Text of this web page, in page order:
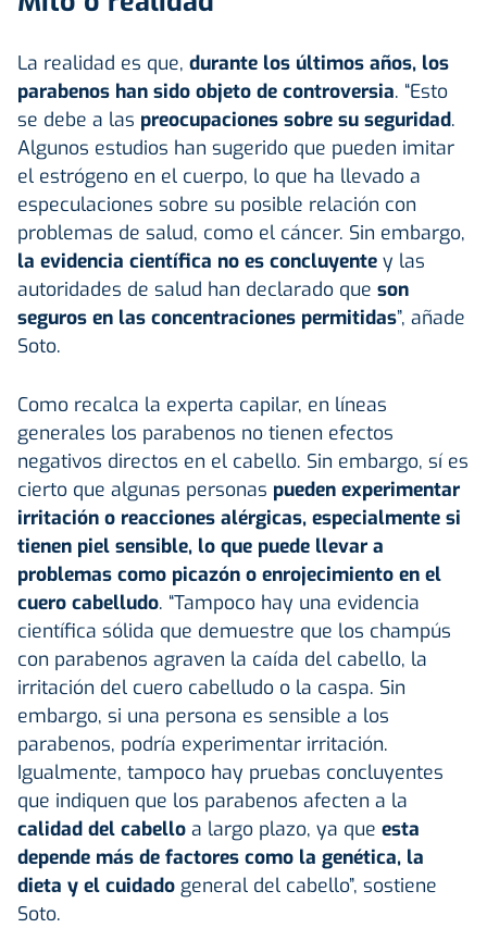
La realidad es que, durante los últimos años, los
parabenos han sido objeto de controversia. “Esto
se debe a las preocupaciones sobre su seguridad.
Algunos estudios han sugerido que pueden imitar
el estrógeno en el cuerpo, lo que ha llevado a
especulaciones sobre su posible relación con
problemas de salud, como el cáncer. Sin embargo,
la evidencia científica no es concluyente y las
autoridades de salud han declarado que son
seguros en las concentraciones permitidas”, añade
Soto.
Como recalca la experta capilar, en líneas
generales los parabenos no tienen efectos
negativos directos en el cabello. Sin embargo, sí es
cierto que algunas personas pueden experimentar
irritación o reacciones alérgicas, especialmente si
tienen piel sensible, lo que puede llevar a
problemas como picazón o enrojecimiento en el
cuero cabelludo. “Tampoco hay una evidencia
científica sólida que demuestre que los champús
con parabenos agraven la caída del cabello, la
irritación del cuero cabelludo o la caspa. Sin
embargo, si una persona es sensible a los
parabenos, podría experimentar irritación.
Igualmente, tampoco hay pruebas concluyentes
que indiquen que los parabenos afecten a la
calidad del cabello a largo plazo, ya que esta
depende más de factores como la genética, la
dieta y el cuidado general del cabello”, sostiene
Soto.